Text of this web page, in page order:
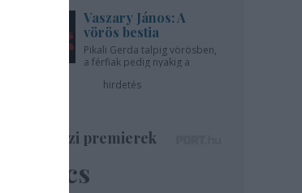
Vaszary János: A
vörös bestia
Pikali Gerda talpig vörösben,
a férfiak pedig nyakig a
hirdetés
Színházi premierek
Nincs